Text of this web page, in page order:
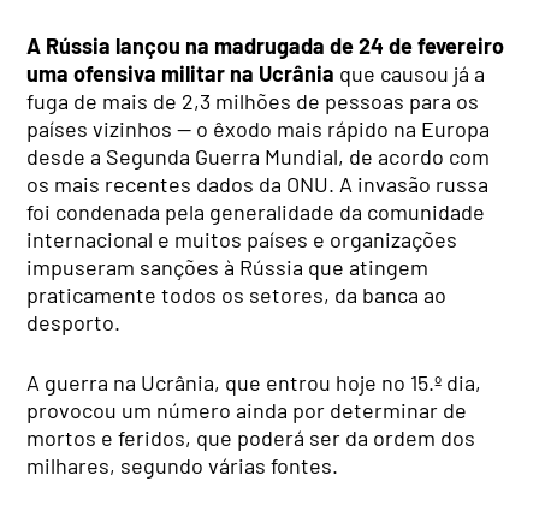
A Rússia lançou na madrugada de 24 de fevereiro
uma ofensiva militar na Ucrânia que causou já a
fuga de mais de 2,3 milhões de pessoas para os
países vizinhos — o êxodo mais rápido na Europa
desde a Segunda Guerra Mundial, de acordo com
os mais recentes dados da ONU. A invasão russa
foi condenada pela generalidade da comunidade
internacional e muitos países e organizações
impuseram sanções à Rússia que atingem
praticamente todos os setores, da banca ao
desporto.
A guerra na Ucrânia, que entrou hoje no 15.º dia,
provocou um número ainda por determinar de
mortos e feridos, que poderá ser da ordem dos
milhares, segundo várias fontes.